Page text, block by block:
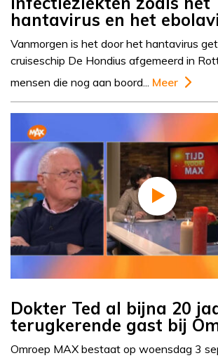
hantavirus en het
Vanmorgen is het door het hantavirus
cruiseschip De Hondius afgemeerd in
mensen die nog aan boord... Meer
Dokter Ted al bijna 20
terugkerende gast bij
Omroep MAX bestaat op woensdag 3